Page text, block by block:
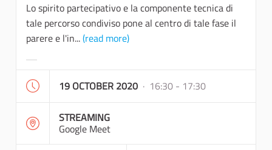
Lo spirito partecipativo e la componente tecnica di
tale percorso condiviso pone al centro di tale fase il
parere e l'in...(read more)
19 OCTOBER 2020 · 16:30 - 17:30
STREAMING
Google Meet